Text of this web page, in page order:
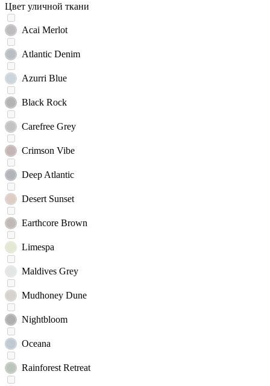
Цвет уличной ткани
Acai Merlot
Atlantic Denim
Azurri Blue
Black Rock
Carefree Grey
Crimson Vibe
Deep Atlantic
Desert Sunset
Earthcore Brown
Limespa
Maldives Grey
Mudhoney Dune
Nightbloom
Oceana
Rainforest Retreat